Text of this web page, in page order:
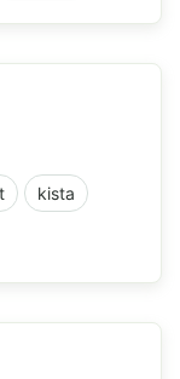
kista